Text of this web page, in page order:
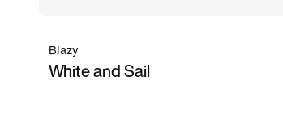
Blazy
White and Sail